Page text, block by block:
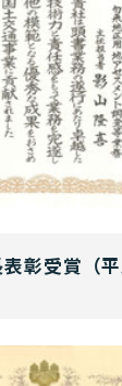
彰受賞（平